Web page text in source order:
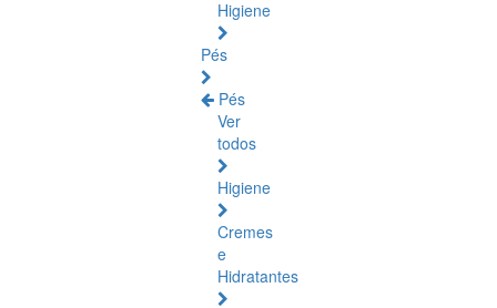
Higiene
Pés
Pés
Ver
todos
Higiene
Cremes
e
Hidratantes